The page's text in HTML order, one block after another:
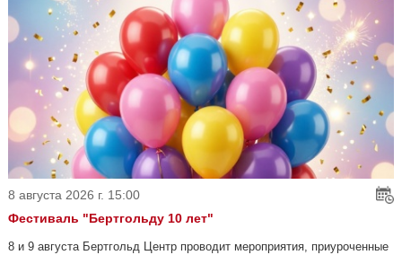
8 августа 2026 г. 15:00
Фестиваль "Бертгольду 10 лет"
8 и 9 августа Бертгольд Центр проводит мероприятия, приуроченные